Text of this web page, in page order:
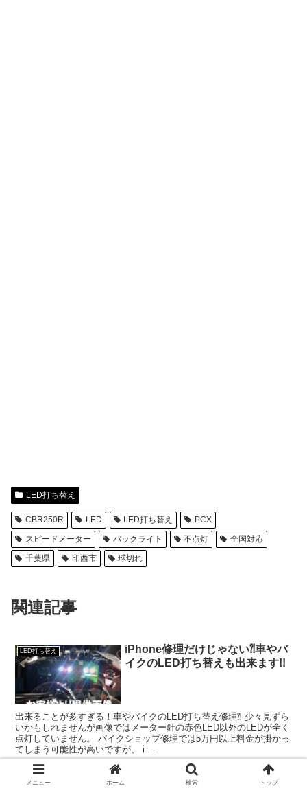
LED打ち替え
CBR250R LED LED打ち替え
PCX
スピードメーター
バックライト 不点灯
全国対応
千葉県
印西市 球切れ
関連記事
LED打ち替え
iPhone修理だけじゃない⁈車やバ
イクのLED打ち替えも出来ます!!
出来ることが多すぎる！車やバイクのLED打ち替え修理⁈ 少々見ずら
いかもしれませんが画像ではメーター針の赤色LED以外のLEDが全く
点灯していません。 バイクショップ修理では5万円以上料金が掛かっ
てしまう可能性が高いですが、 i-...
メニュー ホーム 検索 トップ